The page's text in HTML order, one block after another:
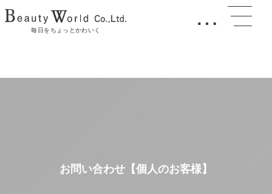
毎日をちょっとかわいく …
お問い合わせ【個人のお客様】